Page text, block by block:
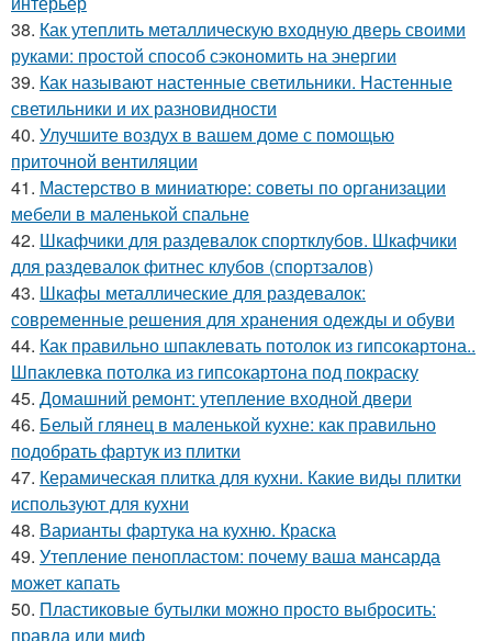
38. Как утеплить металлическую входную дверь своими
руками: простой способ сэкономить на энергии
39. Как называют настенные светильники. Настенные
светильники и их разновидности
40. Улучшите воздух в вашем доме с помощью
приточной вентиляции
41. Мастерство в миниатюре: советы по организации
мебели в маленькой спальне
42. Шкафчики для раздевалок спортклубов. Шкафчики
для раздевалок фитнес клубов (спортзалов)
43. Шкафы металлические для раздевалок:
современные решения для хранения одежды и обуви
44. Как правильно шпаклевать потолок из гипсокартона..
Шпаклевка потолка из гипсокартона под покраску
45. Домашний ремонт: утепление входной двери
46. Белый глянец в маленькой кухне: как правильно
подобрать фартук из плитки
47. Керамическая плитка для кухни. Какие виды плитки
используют для кухни
48. Варианты фартука на кухню. Краска
49. Утепление пенопластом: почему ваша мансарда
может капать
50. Пластиковые бутылки можно просто выбросить:
правда или миф